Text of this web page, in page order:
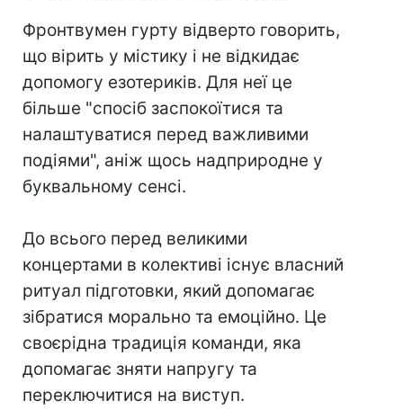
Фронтвумен гурту відверто говорить,
що вірить у містику і не відкидає
допомогу езотериків. Для неї це
більше "спосіб заспокоїтися та
налаштуватися перед важливими
подіями", аніж щось надприродне у
буквальному сенсі.
До всього перед великими
концертами в колективі існує власний
ритуал підготовки, який допомагає
зібратися морально та емоційно. Це
своєрідна традиція команди, яка
допомагає зняти напругу та
переключитися на виступ.